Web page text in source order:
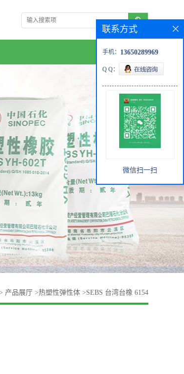
产品展厅 >热塑性弹性体 >SEBS 台湾台橡 6154
联系方式
手机： 13650289969
Q Q：
微信扫一扫